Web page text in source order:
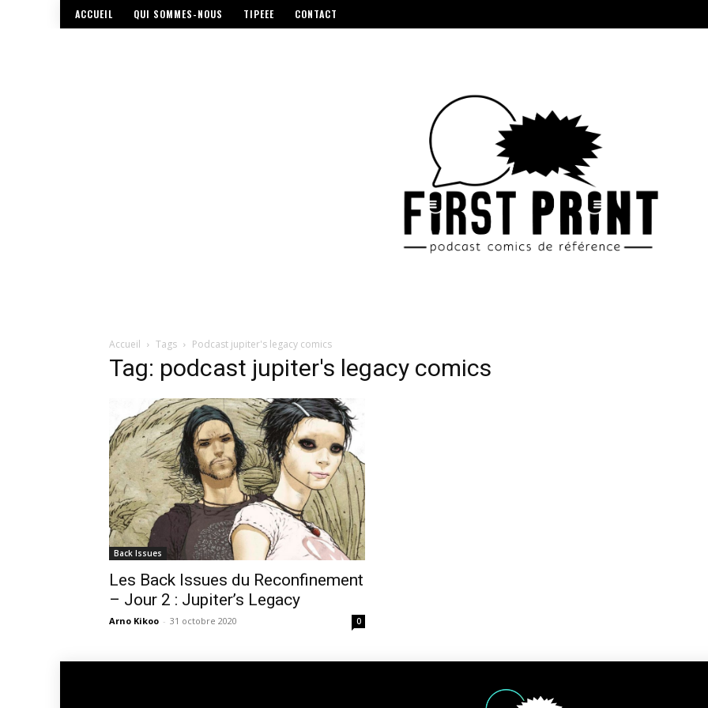
ACCUEIL QUI SOMMES-NOUS TIPEEE CONTACT
Accueil Tags Podcast jupiter's legacy comics
Tag: podcast jupiter's legacy comics
Back Issues
Les Back Issues du Reconfinement
– Jour 2 : Jupiter’s Legacy
Arno Kikoo - 31 octobre 2020 0